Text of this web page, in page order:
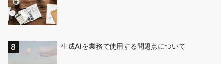
生成AIを業務で使用する問題点について